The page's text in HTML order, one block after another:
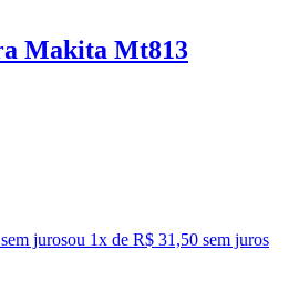
Makita Mt813
jurosou 1x de R$ 31,50 sem juros